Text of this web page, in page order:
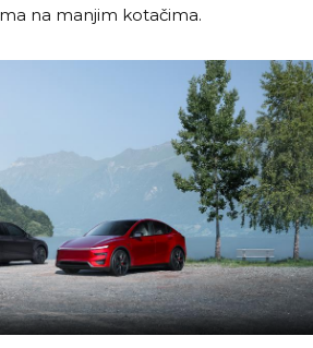
na manjim kotačima.